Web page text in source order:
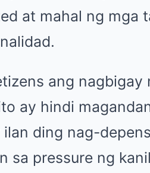
at mahal ng mga
ang nagbigay
ay hindi
ding nag-
sa pressure ng